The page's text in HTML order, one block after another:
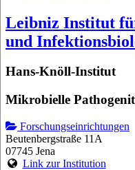
Leibniz Institut
und
Hans-Knöll-Institut
Mikrobielle
Forschungseinrichtungen
Beutenbergstraße 11A
07745 Jena
Link zur Institution